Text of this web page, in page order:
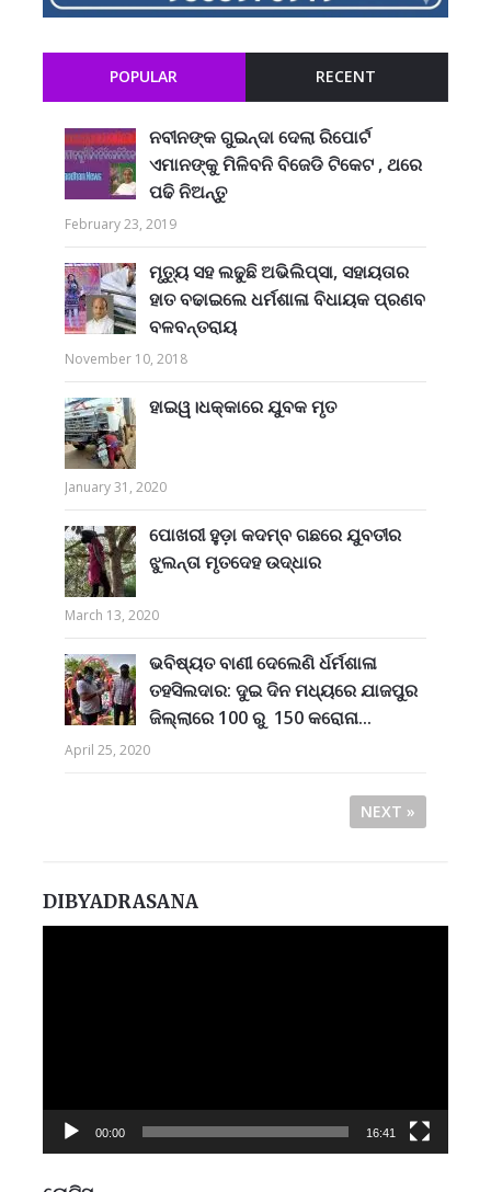
POPULAR RECENT
ନବୀନଙ୍କ ଗୁଇନ୍ଦା ଦେଲା ରିପୋର୍ଟ
ଏମାନଙ୍କୁ ମିଳିବନି ବିଜେଡି ଟିକେଟ , ଥରେ
ପଢି ନିଅନ୍ତୁ
February 23, 2019
ମୃତ୍ୟୁ ସହ ଲଢୁଛି ଅଭିଲିପ୍ସା, ସହାୟତାର
ହାତ ବଢାଇଲେ ଧର୍ମଶାଳା ବିଧାୟକ ପ୍ରଣବ
ବଳବନ୍ତରାୟ
November 10, 2018
ହାଇୱ।ଧକ୍କାରେ ଯୁବକ ମୃତ
January 31, 2020
ପୋଖରୀ ହୁଡ଼ା କଦମ୍ବ ଗଛରେ ଯୁବତୀର
ଝୁଲନ୍ତା ମୃତଦେହ ଉଦ୍ଧାର
March 13, 2020
ଭବିଷ୍ୟତ ବାଣୀ ଦେଲେଣି ର୍ଧର୍ମଶାଳା
ତହସିଲଦାର: ଦୁଇ ଦିନ ମଧ୍ୟରେ ଯାଜପୁର
ଜିଲ୍ଲାରେ 100 ରୁ 150 କରୋନା...
April 25, 2020
NEXT »
DIBYADRASANA
00:00 16:41